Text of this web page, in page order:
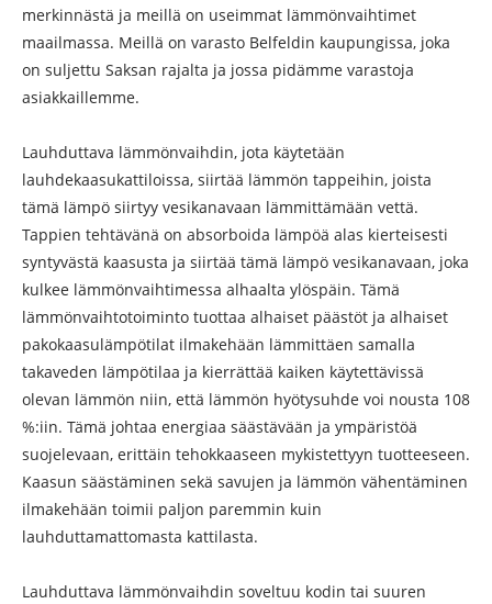
merkinnästä ja meillä on useimmat lämmönvaihtimet
maailmassa. Meillä on varasto Belfeldin kaupungissa, joka
on suljettu Saksan rajalta ja jossa pidämme varastoja
asiakkaillemme.
Lauhduttava lämmönvaihdin, jota käytetään
lauhdekaasukattiloissa, siirtää lämmön tappeihin, joista
tämä lämpö siirtyy vesikanavaan lämmittämään vettä.
Tappien tehtävänä on absorboida lämpöä alas kierteisesti
syntyvästä kaasusta ja siirtää tämä lämpö vesikanavaan, joka
kulkee lämmönvaihtimessa alhaalta ylöspäin. Tämä
lämmönvaihtotoiminto tuottaa alhaiset päästöt ja alhaiset
pakokaasulämpötilat ilmakehään lämmittäen samalla
takaveden lämpötilaa ja kierrättää kaiken käytettävissä
olevan lämmön niin, että lämmön hyötysuhde voi nousta 108
%:iin. Tämä johtaa energiaa säästävään ja ympäristöä
suojelevaan, erittäin tehokkaaseen mykistettyyn tuotteeseen.
Kaasun säästäminen sekä savujen ja lämmön vähentäminen
ilmakehään toimii paljon paremmin kuin
lauhduttamattomasta kattilasta.
Lauhduttava lämmönvaihdin soveltuu kodin tai suuren